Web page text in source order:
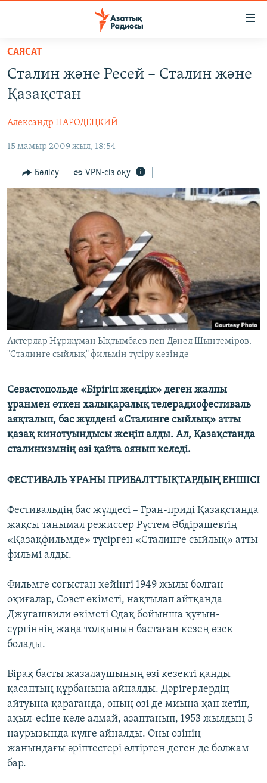
Skip
main
content
to
Navigation
Search
ҚАҢТАР ОҚИҒАСЫ
АДАМ ҚҰҚЫҚТАРЫ
ӘЛЕУМЕТ
ӘЛЕМ
АРНАЙЫ ЖОБАЛАР
Русский
ЖАЗЫЛЫҢЫЗ
Басқа тілдерде
САЯСАТ
Сталин және Ресей – Сталин және
Қазақстан
Александр НАРОДЕЦКИЙ
15 мамыр 2009 жыл, 18:54
Бөлісу VPN-сіз оқу
Актерлар Нұржұман Ықтымбаев пен Дәнел Шынтеміров.
"Сталинге сыйлық" фильмін түсіру кезінде
Севастопольде «Бірігіп жеңдік» деген жалпы
ұранмен өткен халықаралық телерадиофестиваль
аяқталып, бас жүлдені «Сталинге сыйлық» атты
қазақ кинотуындысы жеңіп алды. Ал, Қазақстанда
сталинизмнің өзі қайта оянып келеді.
ФЕСТИВАЛЬ ҰРАНЫ ПРИБАЛТТЫҚТАРДЫҢ ЕНШІСІ
Фестивальдің бас жүлдесі – Гран-приді Қазақстанда
жақсы танымал режиссер Рүстем Әбдірашевтің
«Қазақфильмде» түсірген «Сталинге сыйлық» атты
фильмі алды.
Фильмге соғыстан кейінгі 1949 жылы болған
оқиғалар, Совет өкіметі, нақтылап айтқанда
Джугашвили өкіметі Одақ бойынша қуғын-
сүргіннің жаңа толқынын бастаған кезең өзек
болады.
Бірақ басты жазалаушының өзі кезекті қанды
қасаптың құрбанына айналды. Дәрігерлердің
айтуына қарағанда, оның өзі де миына қан кетіп,
ақыл-есіне келе алмай, азаптанып, 1953 жылдың 5
наурызында күлге айналды. Оны өзінің
жанындағы әріптестері өлтірген деген де болжам
бар.